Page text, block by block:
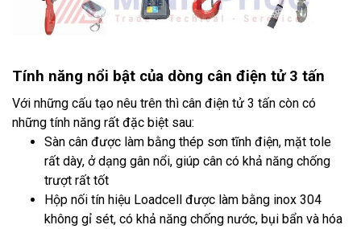
Tính năng nổi bật của dòng cân điện tử 3 tấn
Với những cấu tạo nêu trên thì cân điện tử 3 tấn còn có
những tính năng rất đặc biệt sau:
Sàn cân được làm bằng thép sơn tĩnh điện, mặt tole
rất dày, ở dạng gân nổi, giúp cân có khả năng chống
trượt rất tốt
Hộp nối tín hiệu Loadcell được làm bằng inox 304
không gỉ sét, có khả năng chống nước, bụi bẩn và hóa